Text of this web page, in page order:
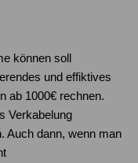
können soll
und effiktives
ab 1000€ rechnen.
Verkabelung
Auch dann, wenn man